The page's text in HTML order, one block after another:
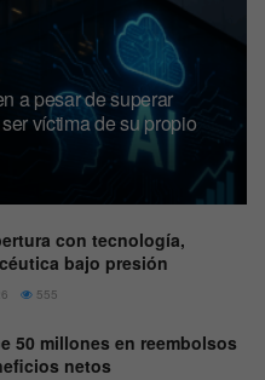
a pesar de superar
víctima de su propio
con tecnología,
bajo presión
555
50 millones en reembolsos
netos